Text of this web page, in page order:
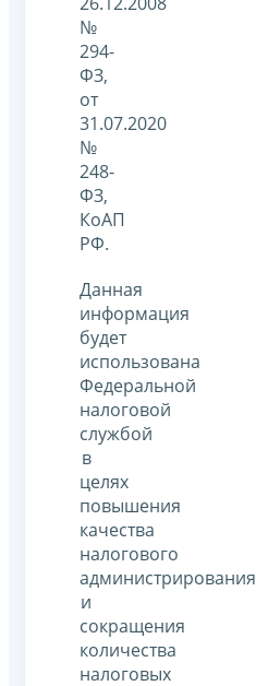
№
294-
ФЗ,
от
31.07.2020
№
248-
ФЗ,
КоАП
РФ.
Данная
информация
будет
использована
Федеральной
налоговой
службой
в
целях
повышения
качества
налогового
администрирования
и
сокращения
количества
налоговых